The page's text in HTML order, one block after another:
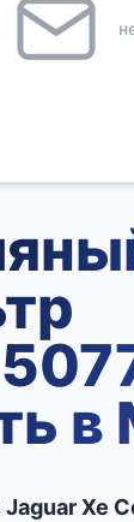
в
Jaguar Xe